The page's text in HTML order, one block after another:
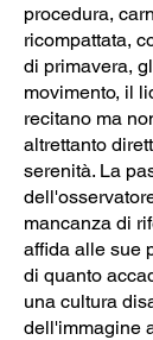
procedura,
ricompattata,
di primavera,
movimento, il
recitano ma
altrettanto
serenità. La
mancanza di
affida alle sue
di quanto
una cultura
dell'immagine